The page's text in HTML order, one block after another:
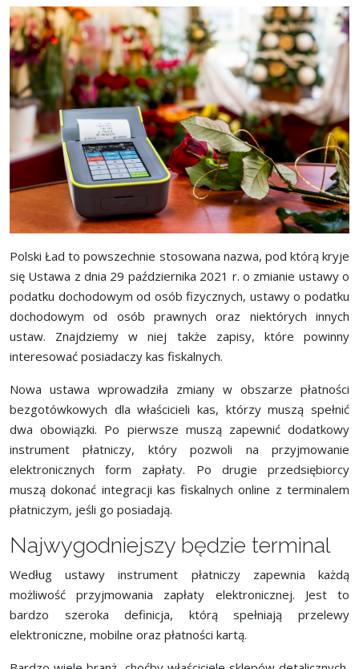
Polski Ład to powszechnie stosowana nazwa, pod którą kryje
się Ustawa z dnia 29 października 2021 r. o zmianie ustawy o
podatku dochodowym od osób fizycznych, ustawy o podatku
dochodowym od osób prawnych oraz niektórych innych
ustaw. Znajdziemy w niej także zapisy, które powinny
interesować posiadaczy kas fiskalnych.
Nowa ustawa wprowadziła zmiany w obszarze płatności
bezgotówkowych dla właścicieli kas, którzy muszą spełnić
dwa obowiązki. Po pierwsze muszą zapewnić dodatkowy
instrument płatniczy, który pozwoli na przyjmowanie
elektronicznych form zapłaty. Po drugie przedsiębiorcy
muszą dokonać integracji kas fiskalnych online z terminalem
płatniczym, jeśli go posiadają.
Najwygodniejszy będzie terminal
Według ustawy instrument płatniczy zapewnia każdą
możliwość przyjmowania zapłaty elektronicznej. Jest to
bardzo szeroka definicja, którą spełniają przelewy
elektroniczne, mobilne oraz płatności kartą.